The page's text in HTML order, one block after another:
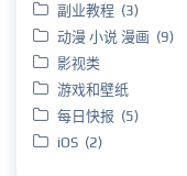
副业教程 (3)
动漫 小说 漫画 (9)
影视类
游戏和壁纸
每日快报 (5)
iOS (2)